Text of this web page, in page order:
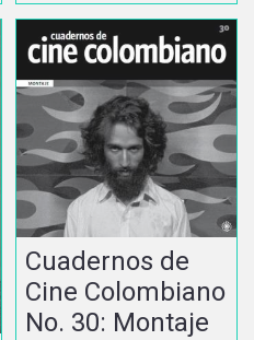
Cuadernos de
Cine Colombiano
No. 30: Montaje